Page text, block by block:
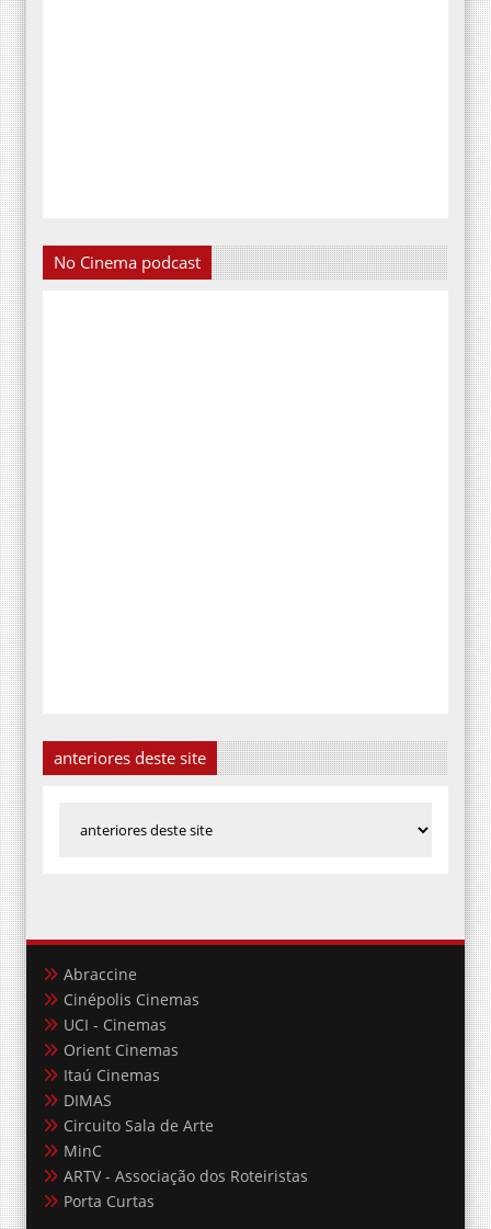
No Cinema podcast
anteriores deste site
Abraccine
Cinépolis Cinemas
UCI - Cinemas
Orient Cinemas
Itaú Cinemas
DIMAS
Circuito Sala de Arte
MinC
ARTV - Associação dos Roteiristas
Porta Curtas